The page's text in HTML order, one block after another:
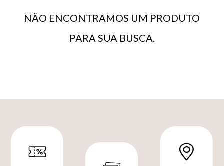
NÃO ENCONTRAMOS UM PRODUTO
PARA SUA BUSCA.